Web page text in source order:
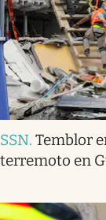
SSN. Temblor
terremoto en